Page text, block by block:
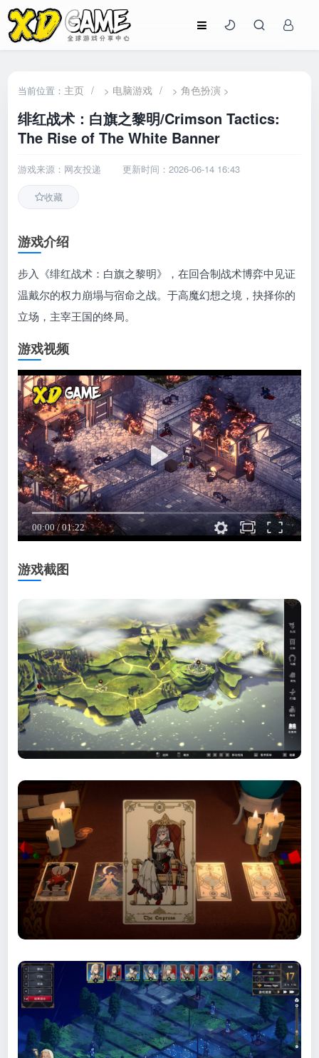
当前位置： 主页 / > 电脑游戏 / >角色扮演 >
绯红战术：白旗之黎明/Crimson Tactics:
The Rise of The White Banner
游戏来源：网友投递 更新时间：2026-06-14 16:43
收藏
游戏介绍
步入《绯红战术：白旗之黎明》，在回合制战术博弈中见证
温戴尔的权力崩塌与宿命之战。于高魔幻想之境，抉择你的
立场，主宰王国的终局。
游戏视频
游戏截图